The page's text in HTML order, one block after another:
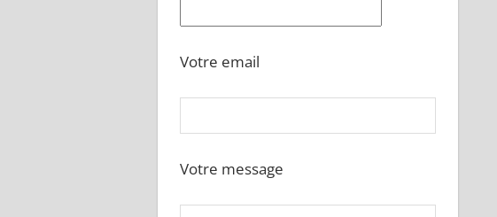
Votre email
Votre message